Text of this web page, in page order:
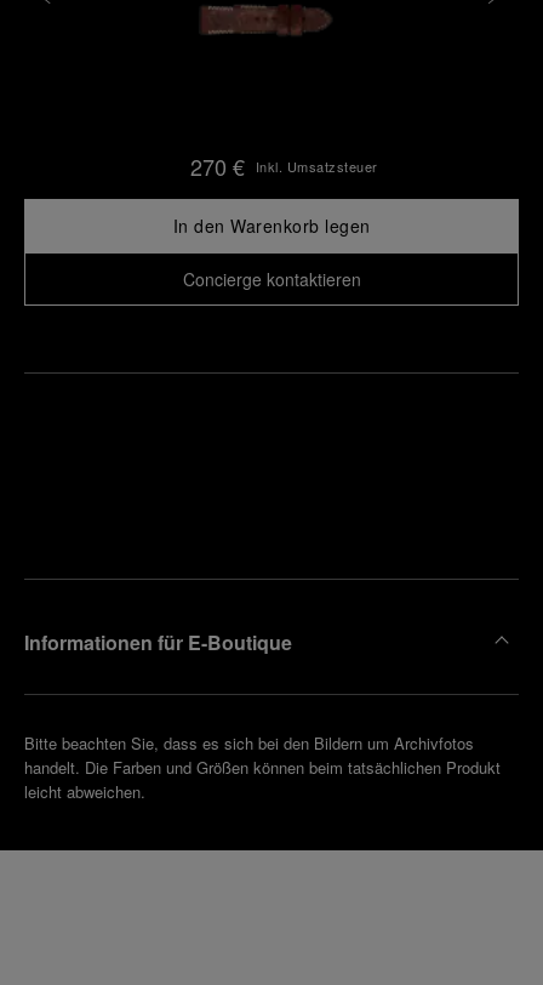
270 € Inkl. Umsatzsteuer
In den Warenkorb legen
Concierge kontaktieren
Informationen für E-Boutique
Bitte beachten Sie, dass es sich bei den Bildern um Archivfotos
handelt. Die Farben und Größen können beim tatsächlichen Produkt
leicht abweichen.